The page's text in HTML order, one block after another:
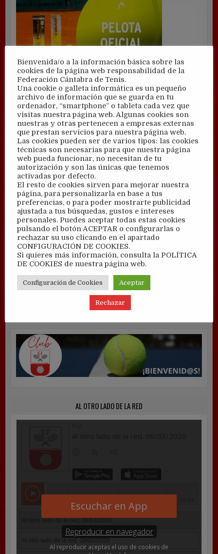
AL OTRO LADO DE LA RED
Bienvenida/o a la información básica sobre las
cookies de la página web responsabilidad de la
Federación Cántabra de Tenis.
Una cookie o galleta informática es un pequeño
archivo de información que se guarda en tu
ordenador, “smartphone” o tableta cada vez que
visitas nuestra página web. Algunas cookies son
nuestras y otras pertenecen a empresas externas
que prestan servicios para nuestra página web.
Las cookies pueden ser de varios tipos: las cookies
técnicas son necesarias para que nuestra página
web pueda funcionar, no necesitan de tu
autorización y son las únicas que tenemos
activadas por defecto.
El resto de cookies sirven para mejorar nuestra
página, para personalizarla en base a tus
preferencias, o para poder mostrarte publicidad
ajustada a tus búsquedas, gustos e intereses
personales. Puedes aceptar todas estas cookies
pulsando el botón ACEPTAR o configurarlas o
rechazar su uso clicando en el apartado
CONFIGURACIÓN DE COOKIES.
Si quieres más información, consulta la POLÍTICA
DE COOKIES de nuestra página web.
Configuración de Cookies Aceptar
Rechazar